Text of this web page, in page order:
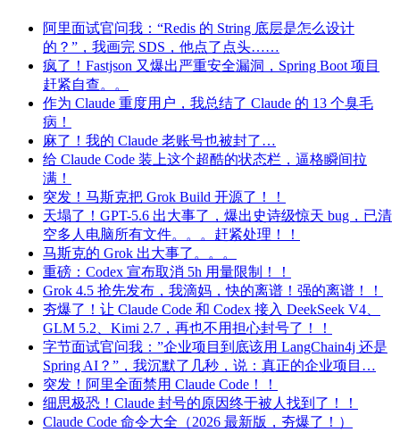
阿里面试官问我：“Redis 的 String 底层是怎么设计
的？”，我画完 SDS，他点了点头……
疯了！Fastjson 又爆出严重安全漏洞，Spring Boot 项目
赶紧自查。。
作为 Claude 重度用户，我总结了 Claude 的 13 个臭毛
病！
麻了！我的 Claude 老账号也被封了…
给 Claude Code 装上这个超酷的状态栏，逼格瞬间拉
满！
突发！马斯克把 Grok Build 开源了！！
天塌了！GPT-5.6 出大事了，爆出史诗级惊天 bug，已清
空多人电脑所有文件。。。赶紧处理！！
马斯克的 Grok 出大事了。。。
重磅：Codex 宣布取消 5h 用量限制！！
Grok 4.5 抢先发布，我滴妈，快的离谱！强的离谱！！
夯爆了！让 Claude Code 和 Codex 接入 DeekSeek V4、
GLM 5.2、Kimi 2.7，再也不用担心封号了！！
字节面试官问我：”企业项目到底该用 LangChain4j 还是
Spring AI？”，我沉默了几秒，说：真正的企业项目…
突发！阿里全面禁用 Claude Code！！
细思极恐！Claude 封号的原因终于被人找到了！！
Claude Code 命令大全（2026 最新版，夯爆了！）